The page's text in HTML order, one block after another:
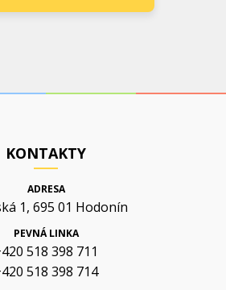
KONTAKTY
ADRESA
1, 695 01 Hodonín
PEVNÁ LINKA
518 398 711
518 398 714